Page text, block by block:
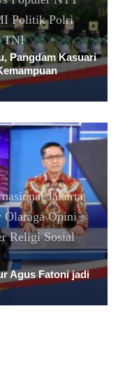
Politik Polri
TNI
Pangdam Kasuari
Jakarta
Olaraga Opini
Religi Sosial
Agus Fatoni jadi